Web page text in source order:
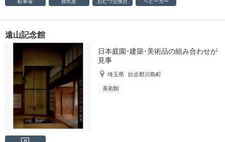
遠山記念館
日本庭園･建築･美術品の組み合わせが
見事
埼玉県 比企郡川島町
美術館